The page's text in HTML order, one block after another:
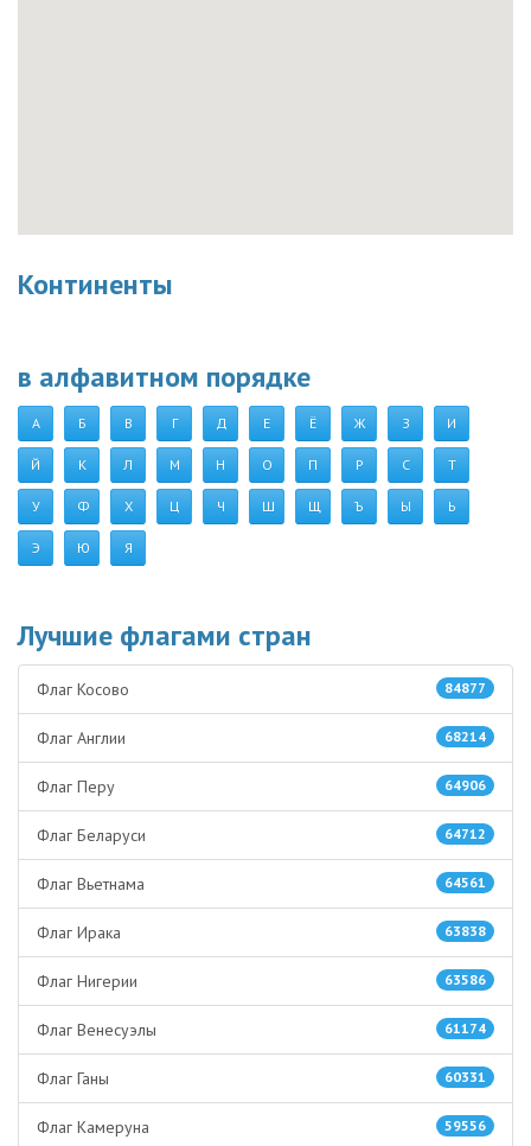
Континенты
в алфавитном порядке
А Б В Г Д Е Ё Ж З И
Й К Л М Н О П Р С Т
У Ф Х Ц Ч Ш Щ Ъ Ы Ь
Э Ю Я
Лучшие флагами стран
84877
Флаг Косово
68214
Флаг Англии
64906
Флаг Перу
64712
Флаг Беларуси
64561
Флаг Вьетнама
63838
Флаг Ирака
63586
Флаг Нигерии
61174
Флаг Венесуэлы
60331
Флаг Ганы
59556
Флаг Камеруна